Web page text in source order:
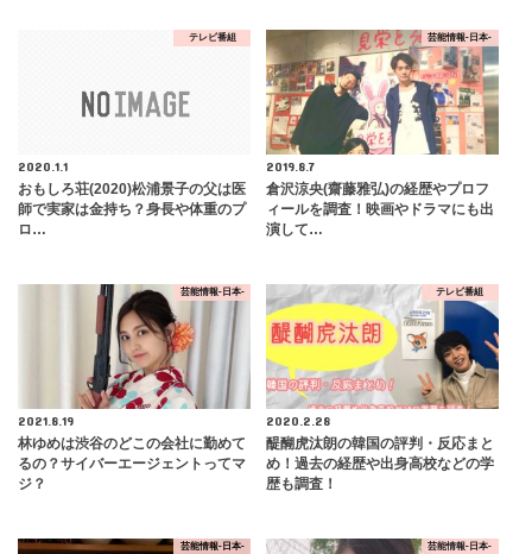
テレビ番組
2020.1.1
おもしろ荘(2020)松浦景子の父は医
師で実家は金持ち？身長や体重のプ
ロ…
芸能情報-日本-
2019.8.7
倉沢涼央(齋藤雅弘)の経歴やプロフ
ィールを調査！映画やドラマにも出
演して…
芸能情報-日本-
2021.8.19
林ゆめは渋谷のどこの会社に勤めて
るの？サイバーエージェントってマ
ジ？
テレビ番組
2020.2.28
醍醐虎汰朗の韓国の評判・反応まと
め！過去の経歴や出身高校などの学
歴も調査！
芸能情報-日本- 芸能情報-日本-